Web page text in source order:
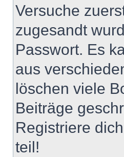
Versuche
zugesandt
Passwort. Es
aus
löschen viele
Beiträge
Registriere
teil!